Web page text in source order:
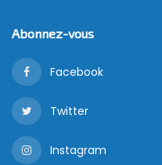
Abonnez-vous
Facebook
Twitter
Instagram